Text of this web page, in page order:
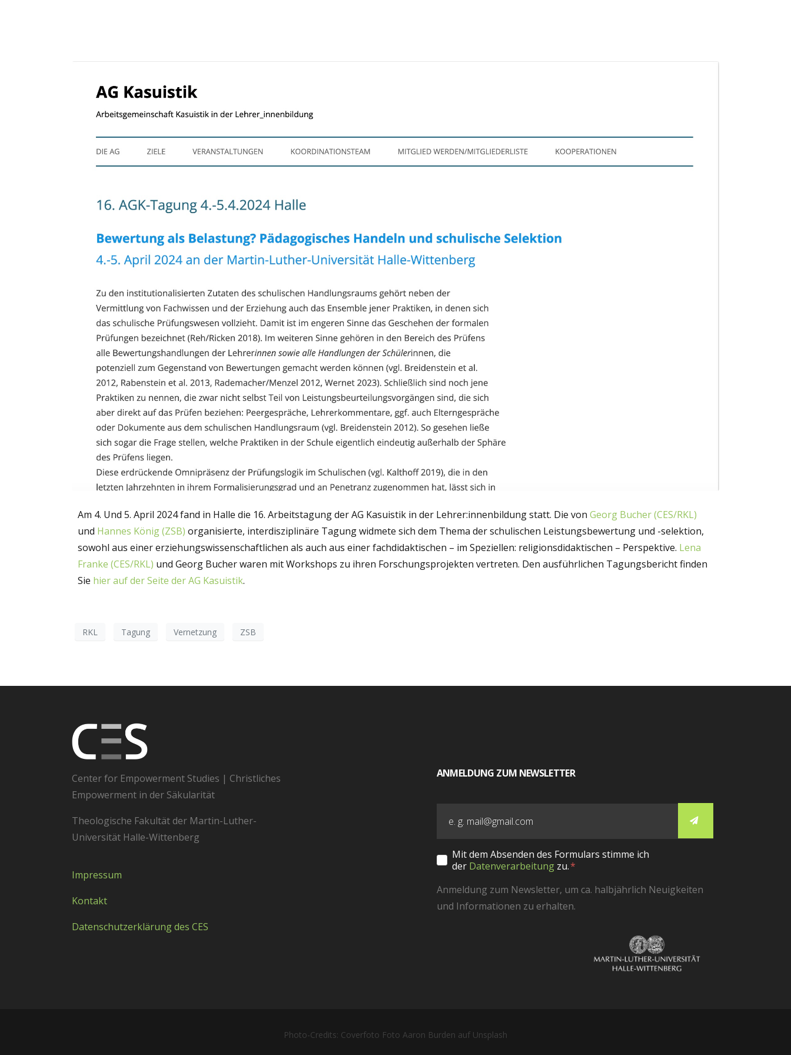
Am 4. Und 5. April 2024 fand in Halle die 16. Arbeitstagung der AG Kasuistik in der Lehrer:innenbildung statt. Die von Georg Bucher (CES/RKL)
und Hannes König (ZSB) organisierte, interdisziplinäre Tagung widmete sich dem Thema der schulischen Leistungsbewertung und -selektion,
sowohl aus einer erziehungswissenschaftlichen als auch aus einer fachdidaktischen – im Speziellen: religionsdidaktischen – Perspektive. Lena
Franke (CES/RKL) und Georg Bucher waren mit Workshops zu ihren Forschungsprojekten vertreten. Den ausführlichen Tagungsbericht finden
Sie hier auf der Seite der AG Kasuistik.
RKL Tagung Vernetzung ZSB
Center for Empowerment Studies | Christliches
Empowerment in der Säkularität
Theologische Fakultät der Martin-Luther-
Universität Halle-Wittenberg
Impressum
Kontakt
Datenschutzerklärung des CES
ANMELDUNG ZUM NEWSLETTER
Mit dem Absenden des Formulars stimme ich
der Datenverarbeitungzu.
Anmeldung zum Newsletter, um ca. halbjährlich Neuigkeiten
und Informationen zu erhalten.
Photo-Credits: Coverfoto Foto Aaron Burden auf Unsplash